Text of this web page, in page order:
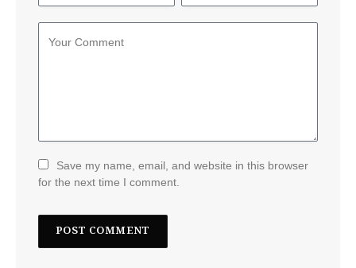
Save my name, email, and website in this browser
for the next time I comment.